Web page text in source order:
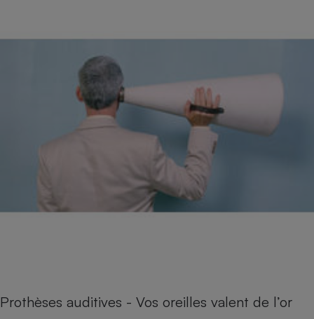
Prothèses auditives - Vos oreilles valent de l’or